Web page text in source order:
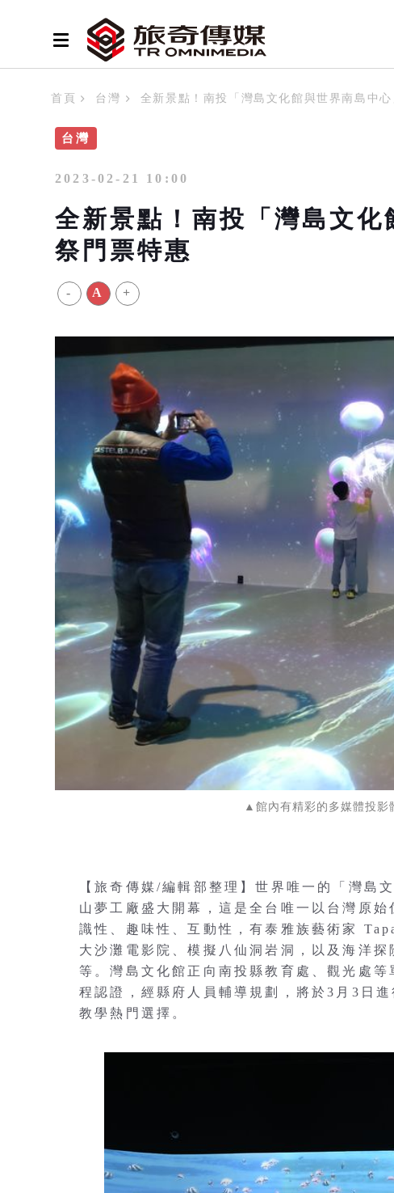
首頁 台灣 全新景點！南投「灣島文化館與世界南島中
台灣
2023-02-21 10:00
全新景點！南投「灣島文
祭門票特惠
- A +
▲館內有精彩的多媒體投
【旅奇傳媒/編輯部整理】世界唯一的「灣島
山夢工廠盛大開幕，這是全台唯一以台灣原
識性、趣味性、互動性，有泰雅族藝術家
大沙灘電影院、模擬八仙洞岩洞，以及海洋
等。灣島文化館正向南投縣教育處、觀光處
程認證，經縣府人員輔導規劃，將於3月3日
教學熱門選擇。